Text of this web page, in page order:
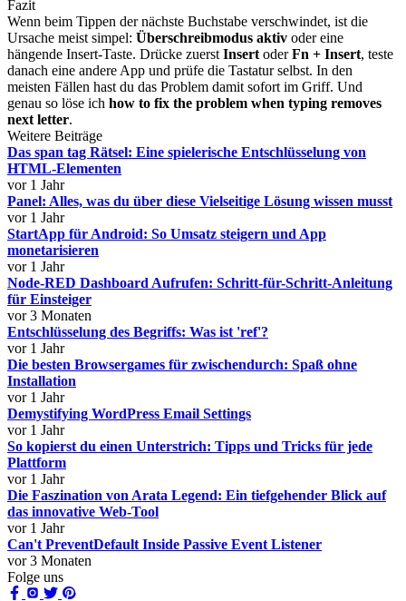
Fazit
Wenn beim Tippen der nächste Buchstabe verschwindet, ist die
Ursache meist simpel: Überschreibmodus aktiv oder eine
hängende Insert-Taste. Drücke zuerst Insert oderFn + Insert, teste
danach eine andere App und prüfe die Tastatur selbst. In den
meisten Fällen hast du das Problem damit sofort im Griff. Und
genau so löse ich how to fix the problem when typing removes
next letter.
Weitere Beiträge
Das span tag Rätsel: Eine spielerische Entschlüsselung von
HTML-Elementen
vor 1 Jahr
Panel: Alles, was du über diese Vielseitige Lösung wissen musst
vor 1 Jahr
StartApp für Android: So Umsatz steigern und App
monetarisieren
vor 1 Jahr
Node-RED Dashboard Aufrufen: Schritt-für-Schritt-Anleitung
für Einsteiger
vor 3 Monaten
Entschlüsselung des Begriffs: Was ist 'ref'?
vor 1 Jahr
Die besten Browsergames für zwischendurch: Spaß ohne
Installation
vor 1 Jahr
Demystifying WordPress Email Settings
vor 1 Jahr
So kopierst du einen Unterstrich: Tipps und Tricks für jede
Plattform
vor 1 Jahr
Die Faszination von Arata Legend: Ein tiefgehender Blick auf
das innovative Web-Tool
vor 1 Jahr
Can't PreventDefault Inside Passive Event Listener
vor 3 Monaten
Folge uns